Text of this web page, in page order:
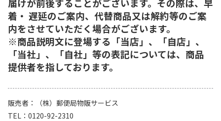
着・ 遅延のご案内、代替商品又は解約等のご案
内をさせていただく場合がございます。
※商品説明文に登場する「当店」、「自店」、
「当社」、「自社」等の表記については、商品
提供者を指しております。
販売者
（株）郵便局物販サービス
TEL
0120-92-2310